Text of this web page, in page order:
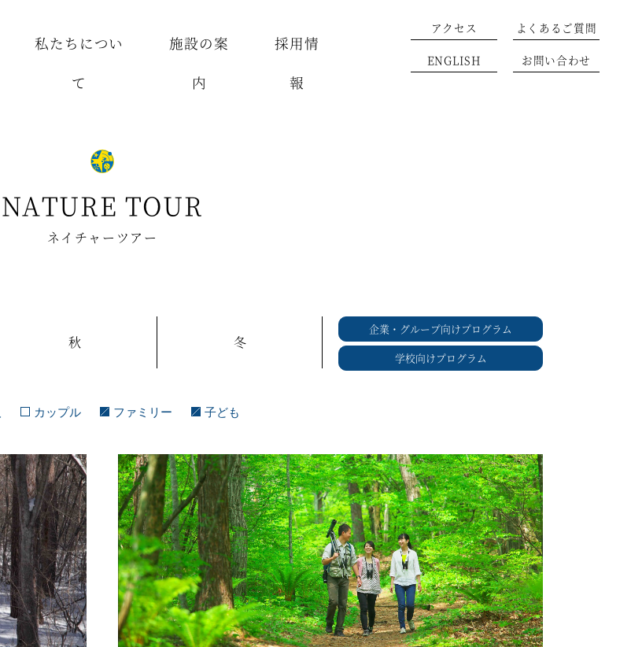
私たちについ
て
施設の案
内
採用情
報
アクセス よくあるご質問
ENGLISH お問い合わせ
NATURE TOUR
ネイチャーツアー
秋 冬
企業・グループ向けプログラム
学校向けプログラム
カップル ファミリー 子ども